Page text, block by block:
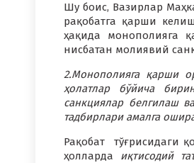
Шу боис, Вазирлар
рақобатга қарши
ҳақида монополияга
нисбатан молиявий
2.Монополияга қарши
ҳолатлар бўйича
санкциялар белгилаш
тадбирлари амалга
Рақобат тўғрисидаги
ҳолларда иқтисодий